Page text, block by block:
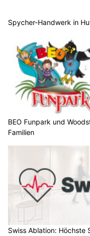
Spycher-Handwerk in
BEO Funpark und
Familien
Swiss Ablation: Höchste